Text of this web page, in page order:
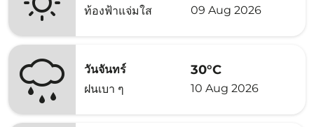
ท้องฟ้าแจ่มใส
09 Aug 2026
วันจันทร์
ฝนเบา ๆ
30°C
10 Aug 2026